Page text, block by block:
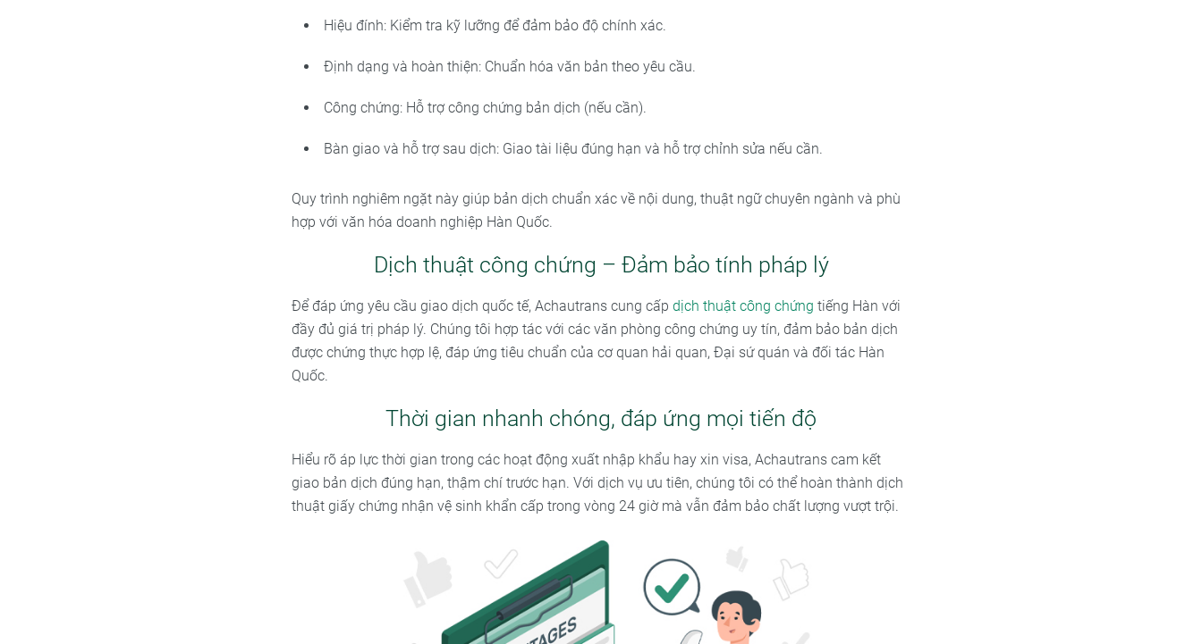
Hiệu đính: Kiểm tra kỹ lưỡng để đảm bảo độ chính xác.
Định dạng và hoàn thiện: Chuẩn hóa văn bản theo yêu cầu.
Công chứng: Hỗ trợ công chứng bản dịch (nếu cần).
Bàn giao và hỗ trợ sau dịch: Giao tài liệu đúng hạn và hỗ trợ chỉnh sửa nếu cần.
Quy trình nghiêm ngặt này giúp bản dịch chuẩn xác về nội dung, thuật ngữ chuyên ngành và phù
hợp với văn hóa doanh nghiệp Hàn Quốc.
Dịch thuật công chứng – Đảm bảo tính pháp lý
Để đáp ứng yêu cầu giao dịch quốc tế, Achautrans cung cấp dịch thuật công chứng tiếng Hàn với
đầy đủ giá trị pháp lý. Chúng tôi hợp tác với các văn phòng công chứng uy tín, đảm bảo bản dịch
được chứng thực hợp lệ, đáp ứng tiêu chuẩn của cơ quan hải quan, Đại sứ quán và đối tác Hàn
Quốc.
Thời gian nhanh chóng, đáp ứng mọi tiến độ
Hiểu rõ áp lực thời gian trong các hoạt động xuất nhập khẩu hay xin visa, Achautrans cam kết
giao bản dịch đúng hạn, thậm chí trước hạn. Với dịch vụ ưu tiên, chúng tôi có thể hoàn thành dịch
thuật giấy chứng nhận vệ sinh khẩn cấp trong vòng 24 giờ mà vẫn đảm bảo chất lượng vượt trội.